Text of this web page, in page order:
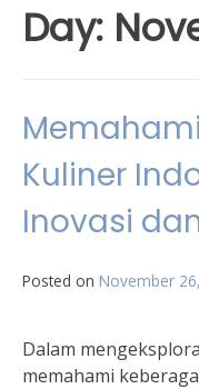
Day:
Kuliner
Inovasi
Posted on November
Dalam
memahami